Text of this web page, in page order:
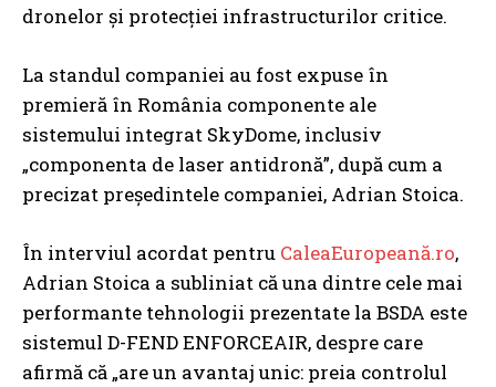
dronelor și protecției infrastructurilor critice.
La standul companiei au fost expuse în
premieră în România componente ale
sistemului integrat SkyDome, inclusiv
„componenta de laser antidronă”, după cum a
precizat președintele companiei, Adrian Stoica.
În interviul acordat pentru CaleaEuropeană.ro,
Adrian Stoica a subliniat că una dintre cele mai
performante tehnologii prezentate la BSDA este
sistemul D-FEND ENFORCEAIR, despre care
afirmă că „are un avantaj unic: preia controlul